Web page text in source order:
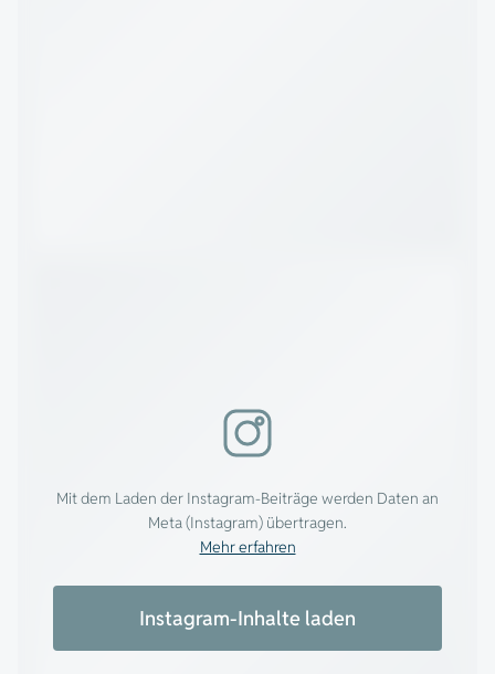
Mit dem Laden der Instagram-Beiträge werden Daten an
Meta (Instagram) übertragen.
Mehr erfahren
Instagram-Inhalte laden